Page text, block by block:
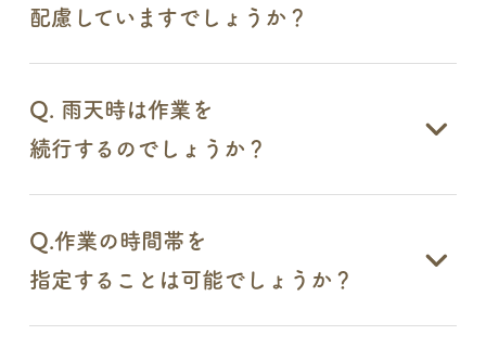
配慮していますでしょうか？
Q. 雨天時は作業を
続行するのでしょうか？
Q.作業の時間帯を
指定することは可能でしょうか？